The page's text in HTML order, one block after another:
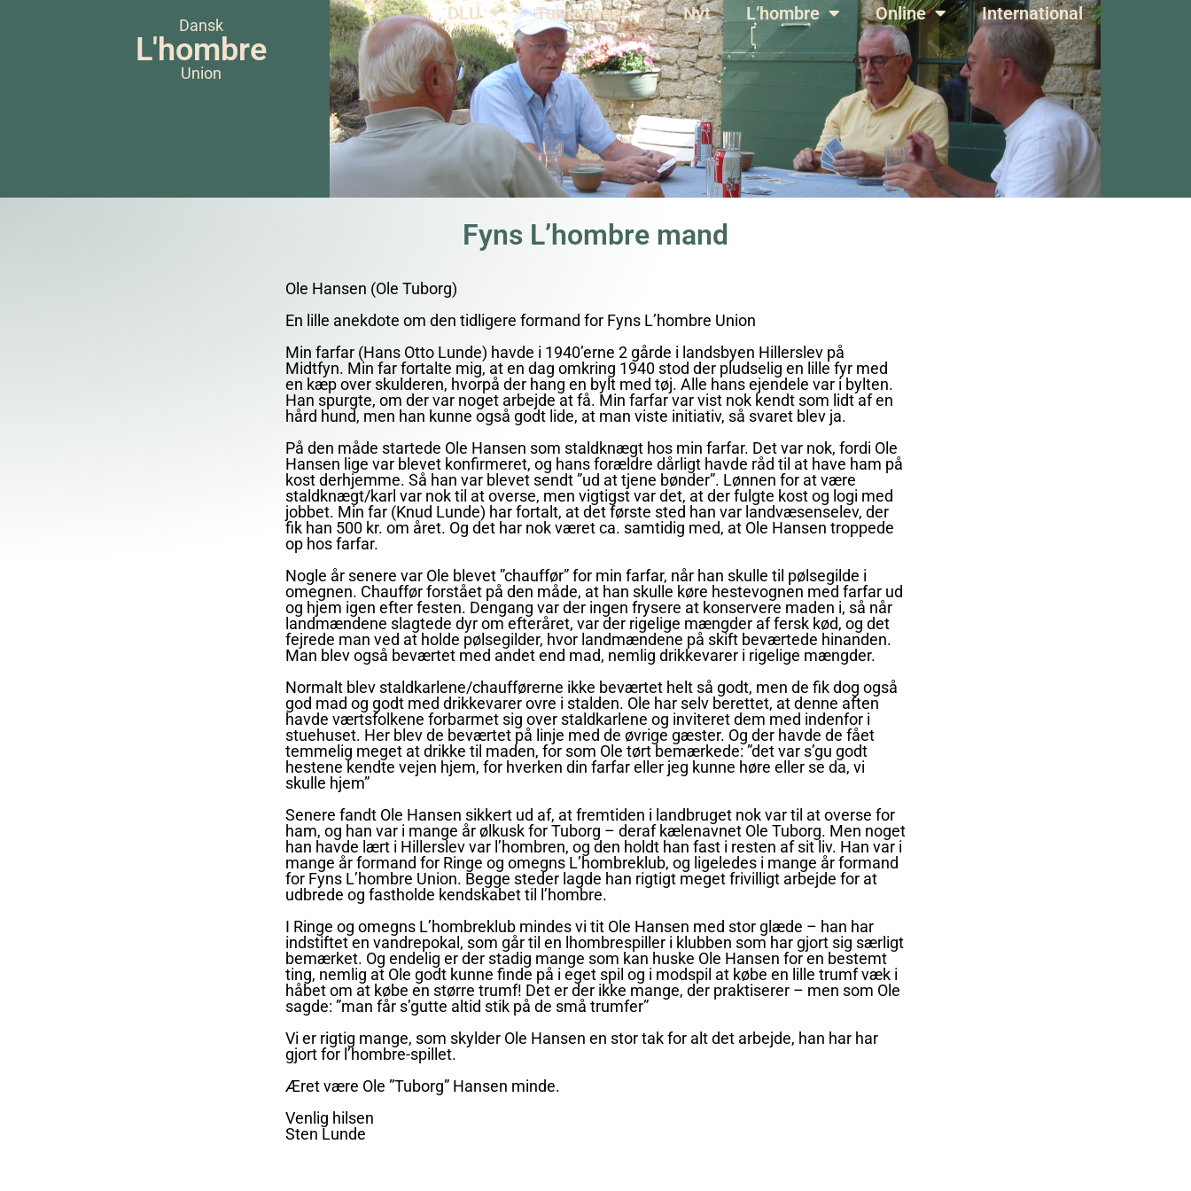
Dansk
L'hombre
Union
DLU Turneringer Nyt L’hombre Online International
Fyns L’hombre mand
Ole Hansen (Ole Tuborg)
En lille anekdote om den tidligere formand for Fyns L’hombre Union
Min farfar (Hans Otto Lunde) havde i 1940’erne 2 gårde i landsbyen Hillerslev på
Midtfyn. Min far fortalte mig, at en dag omkring 1940 stod der pludselig en lille fyr med
en kæp over skulderen, hvorpå der hang en bylt med tøj. Alle hans ejendele var i bylten.
Han spurgte, om der var noget arbejde at få. Min farfar var vist nok kendt som lidt af en
hård hund, men han kunne også godt lide, at man viste initiativ, så svaret blev ja.
På den måde startede Ole Hansen som staldknægt hos min farfar. Det var nok, fordi Ole
Hansen lige var blevet konfirmeret, og hans forældre dårligt havde råd til at have ham på
kost derhjemme. Så han var blevet sendt ”ud at tjene bønder”. Lønnen for at være
staldknægt/karl var nok til at overse, men vigtigst var det, at der fulgte kost og logi med
jobbet. Min far (Knud Lunde) har fortalt, at det første sted han var landvæsenselev, der
fik han 500 kr. om året. Og det har nok været ca. samtidig med, at Ole Hansen troppede
op hos farfar.
Nogle år senere var Ole blevet ”chauffør” for min farfar, når han skulle til pølsegilde i
omegnen. Chauffør forstået på den måde, at han skulle køre hestevognen med farfar ud
og hjem igen efter festen. Dengang var der ingen frysere at konservere maden i, så når
landmændene slagtede dyr om efteråret, var der rigelige mængder af fersk kød, og det
fejrede man ved at holde pølsegilder, hvor landmændene på skift beværtede hinanden.
Man blev også beværtet med andet end mad, nemlig drikkevarer i rigelige mængder.
Normalt blev staldkarlene/chaufførerne ikke beværtet helt så godt, men de fik dog også
god mad og godt med drikkevarer ovre i stalden. Ole har selv berettet, at denne aften
havde værtsfolkene forbarmet sig over staldkarlene og inviteret dem med indenfor i
stuehuset. Her blev de beværtet på linje med de øvrige gæster. Og der havde de fået
temmelig meget at drikke til maden, for som Ole tørt bemærkede: ”det var s’gu godt
hestene kendte vejen hjem, for hverken din farfar eller jeg kunne høre eller se da, vi
skulle hjem”
Senere fandt Ole Hansen sikkert ud af, at fremtiden i landbruget nok var til at overse for
ham, og han var i mange år ølkusk for Tuborg – deraf kælenavnet Ole Tuborg. Men noget
han havde lært i Hillerslev var l’hombren, og den holdt han fast i resten af sit liv. Han var i
mange år formand for Ringe og omegns L’hombreklub, og ligeledes i mange år formand
for Fyns L’hombre Union. Begge steder lagde han rigtigt meget frivilligt arbejde for at
udbrede og fastholde kendskabet til l’hombre.
I Ringe og omegns L’hombreklub mindes vi tit Ole Hansen med stor glæde – han har
indstiftet en vandrepokal, som går til en lhombrespiller i klubben som har gjort sig særligt
bemærket. Og endelig er der stadig mange som kan huske Ole Hansen for en bestemt
ting, nemlig at Ole godt kunne finde på i eget spil og i modspil at købe en lille trumf væk i
håbet om at købe en større trumf! Det er der ikke mange, der praktiserer – men som Ole
sagde: ”man får s’gutte altid stik på de små trumfer”
Vi er rigtig mange, som skylder Ole Hansen en stor tak for alt det arbejde, han har har
gjort for l’hombre-spillet.
Æret være Ole ”Tuborg” Hansen minde.
Venlig hilsen
Sten Lunde